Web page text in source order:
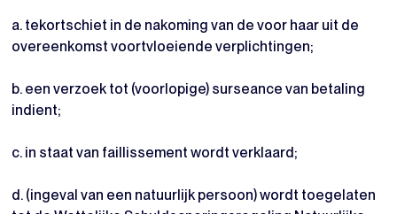
a. tekortschiet in de nakoming van de voor haar uit de
overeenkomst voortvloeiende verplichtingen;
b. een verzoek tot (voorlopige) surseance van betaling
indient;
c. in staat van faillissement wordt verklaard;
d. (ingeval van een natuurlijk persoon) wordt toegelaten